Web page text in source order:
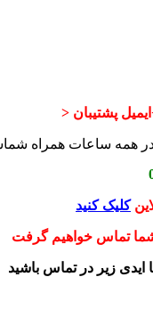
پشتیبان <
، در همه ساعات همراه
کلیک کنید
شما تماس خواهیم گرفت
ایدی زیر در تماس باشید